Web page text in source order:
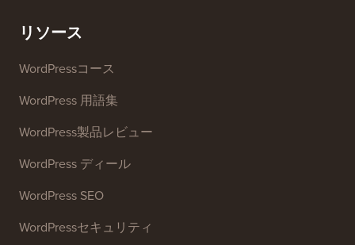
リソース
WordPressコース
WordPress 用語集
WordPress製品レビュー
WordPress ディール
WordPress SEO
WordPressセキュリティ